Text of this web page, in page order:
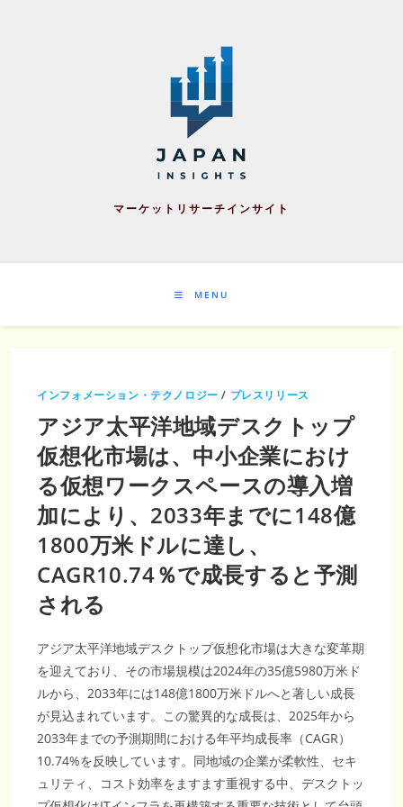
マーケットリサーチインサイト
MENU
インフォメーション・テクノロジー / プレスリリース
アジア太平洋地域デスクトップ
仮想化市場は、中小企業におけ
る仮想ワークスペースの導入増
加により、2033年までに148億
1800万米ドルに達し、
CAGR10.74％で成長すると予測
される
アジア太平洋地域デスクトップ仮想化市場は大きな変革期
を迎えており、その市場規模は2024年の35億5980万米ド
ルから、2033年には148億1800万米ドルへと著しい成長
が見込まれています。この驚異的な成長は、2025年から
2033年までの予測期間における年平均成長率（CAGR）
10.74%を反映しています。同地域の企業が柔軟性、セキ
ュリティ、コスト効率をますます重視する中、デスクトッ